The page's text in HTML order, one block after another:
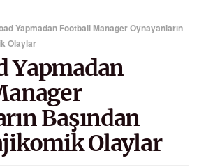
Yapmadan Football Manager Oynayanların
Olaylar
Yapmadan
Başından
Olaylar